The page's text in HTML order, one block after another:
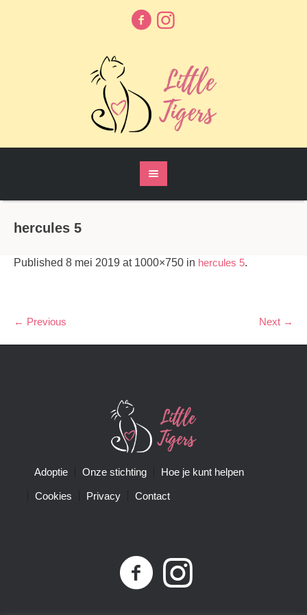
hercules 5
Published 8 mei 2019 at 1000×750 in hercules 5.
← Previous Next →
Adoptie Onze stichting Hoe je kunt helpen
Cookies Privacy Contact